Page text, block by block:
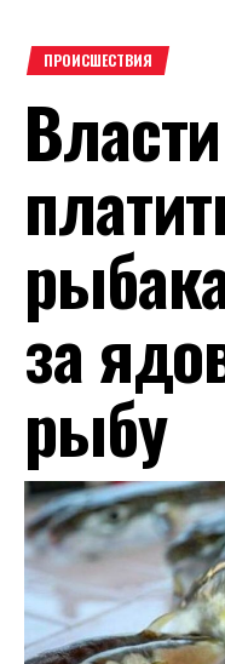
ПРОИСШЕСТВИЯ
за
рыбу